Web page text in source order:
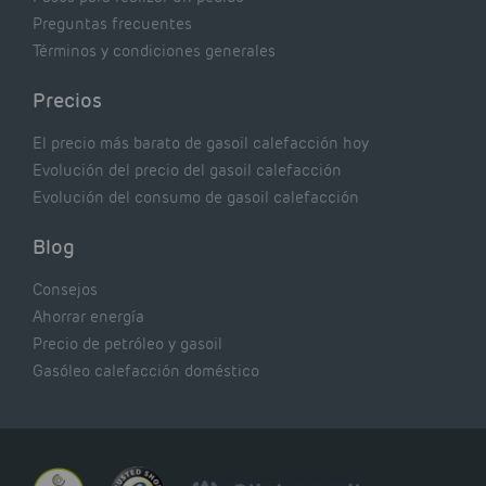
Preguntas frecuentes
Términos y condiciones generales
Precios
El precio más barato de gasoil calefacción hoy
Evolución del precio del gasoil calefacción
Evolución del consumo de gasoil calefacción
Blog
Consejos
Ahorrar energía
Precio de petróleo y gasoil
Gasóleo calefacción doméstico